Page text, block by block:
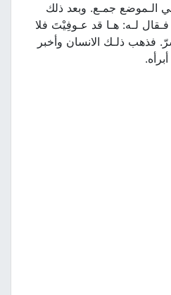
جمـع. وبعد ذلك
لـه: هـا قد عـوفِيْتَ فلا
فذهب ذلـك الانسان وأخبر